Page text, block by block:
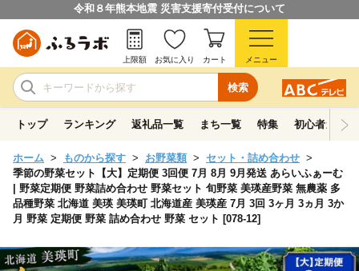
令和８年熊本地震 災害支援寄付受付について
検索
上限額 お気に入り カート メニュー
トップ ランキング 返礼品一覧 まち一覧 特集 初心者ガイド
ホーム ものから探す お野菜類
セット・詰め合わせ
季節の野菜セット【大】定期便 3回便 7月 8月 9月発送 あらいふぁーむ
| 野菜定期便 野菜詰め合わせ 野菜セット 旬野菜 美瑛産野菜 無農薬 多
品種野菜 北海道 美瑛 美瑛町 北海道産 美瑛産 7月 3回 3ヶ月 3ヵ月 3か
月 野菜 定期便 野菜 詰め合わせ 野菜 セット [078-12]